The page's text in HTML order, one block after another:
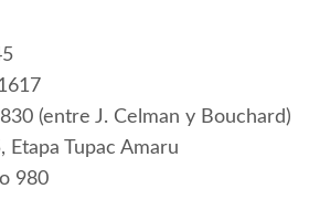
(entre J. Celman y Bouchard)
Etapa Tupac Amaru
980